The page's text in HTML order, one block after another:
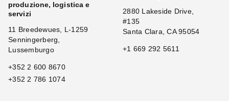
produzione, logistica e
servizi
11 Breedewues, L-1259
Senningerberg,
Lussemburgo
+352 2 600 8670
+352 2 786 1074
2880 Lakeside Drive,
#135
Santa Clara, CA 95054
+1 669 292 5611